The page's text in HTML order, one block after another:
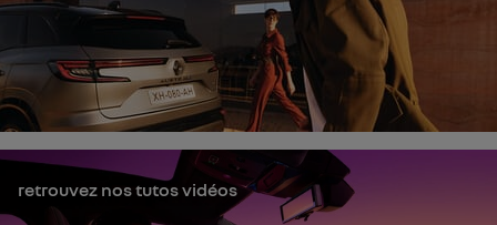
retrouvez nos tutos vidéos